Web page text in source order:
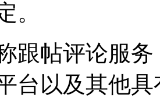
。
跟帖评论服
台以及其他